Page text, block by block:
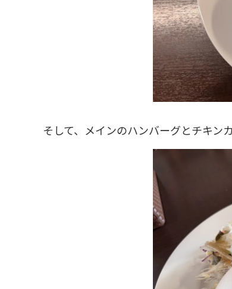
そして、メインのハンバーグとチキン